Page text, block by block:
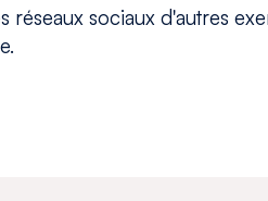
réseaux sociaux d'autres